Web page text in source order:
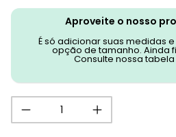
Aproveite o nosso
É só adicionar suas medidas
opção de tamanho. Ainda
Consulte nossa